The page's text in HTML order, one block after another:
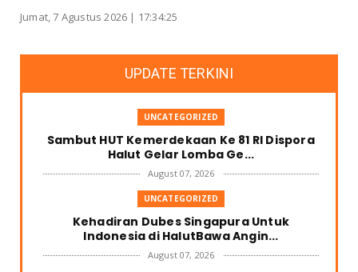
Jumat, 7 Agustus 2026 | 17:34:25
UPDATE TERKINI
UNCATEGORIZED
Sambut HUT Kemerdekaan Ke 81 RI Dispora
Halut Gelar Lomba Ge...
August 07, 2026
UNCATEGORIZED
Kehadiran Dubes Singapura Untuk
Indonesia di HalutBawa Angin...
August 07, 2026